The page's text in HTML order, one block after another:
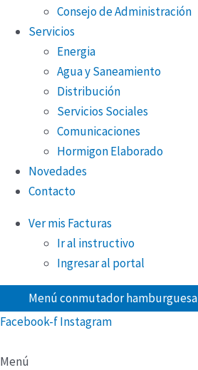
Consejo de Administración
Servicios
Energia
Agua y Saneamiento
Distribución
Servicios Sociales
Comunicaciones
Hormigon Elaborado
Novedades
Contacto
Ver mis Facturas
Ir al instructivo
Ingresar al portal
Menú conmutador hamburguesa
Facebook-fInstagram
Menú